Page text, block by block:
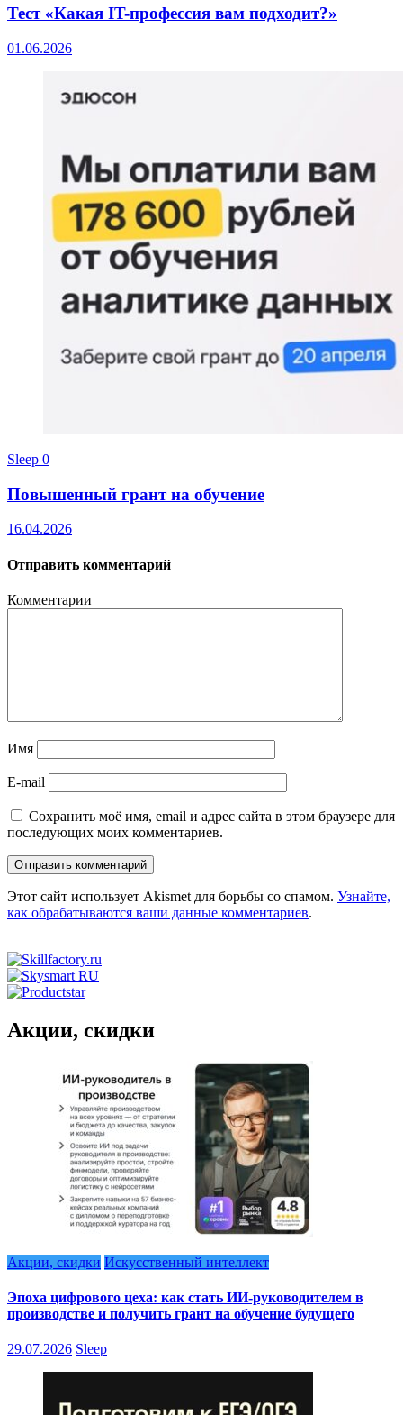
Тест «Какая IT-профессия вам подходит?»
01.06.2026
Sleep 0
Повышенный грант на обучение
16.04.2026
Отправить комментарий
Комментарии
Имя
E-mail
Сохранить моё имя, email и адрес сайта в этом браузере для
последующих моих комментариев.
Этот сайт использует Akismet для борьбы со спамом. Узнайте,
как обрабатываются ваши данные комментариев.
Акции, скидки
Акции, скидки Искусственный интеллект
Эпоха цифрового цеха: как стать ИИ-руководителем в
производстве и получить грант на обучение будущего
29.07.2026 Sleep